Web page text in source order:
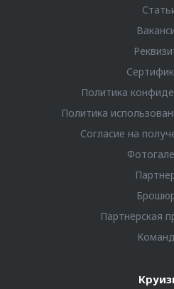
Политика
Политика
Согласие на
Партнёрская